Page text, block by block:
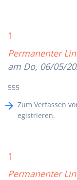
1
Permanenter
am Do, 06/05/
555
Zum Verfassen
egistrieren.
1
Permanenter